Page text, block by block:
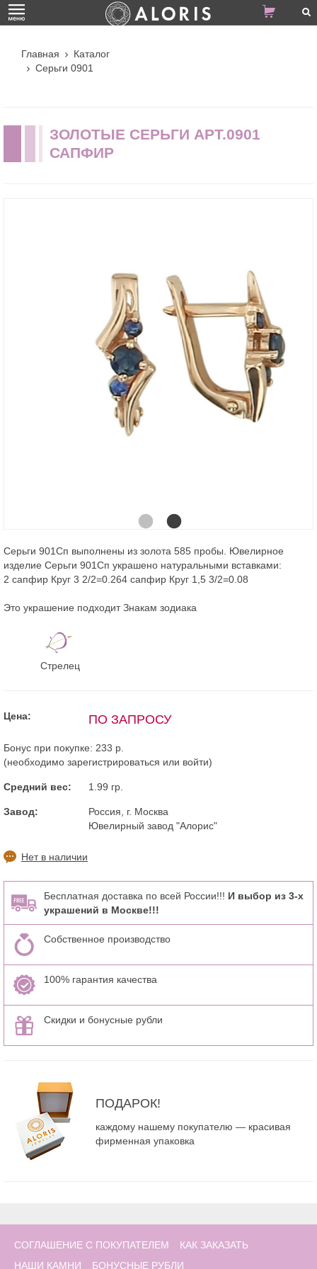
Главная
Каталог
Серьги 0901
ЗОЛОТЫЕ СЕРЬГИ АРТ.0901
САПФИР
Серьги 901Сп выполнены из золота 585 пробы. Ювелирное
изделие Серьги 901Сп украшено натуральными вставками:
2 сапфир Круг 3 2/2=0.264 сапфир Круг 1,5 3/2=0.08
Это украшение подходит Знакам зодиака
Стрелец
Цена: ПО ЗАПРОСУ
Бонус при покупке: 233 р.
(необходимо зарегистрироваться или войти)
Средний вес: 1.99 гр.
Завод:
Россия, г. Москва
Ювелирный завод "Алорис"
Нет в наличии
Бесплатная доставка по всей России!!! И выбор из 3-х
украшений в Москве!!!
Собственное производство
100% гарантия качества
Скидки и бонусные рубли
ПОДАРОК!
каждому нашему покупателю — красивая
фирменная упаковка
СОГЛАШЕНИЕ С ПОКУПАТЕЛЕМ
КАК ЗАКАЗАТЬ
НАШИ КАМНИ
БОНУСНЫЕ РУБЛИ